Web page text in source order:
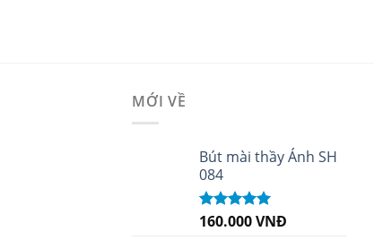
MỚI VỀ
Bút mài thầy Ánh SH
084
Được xếp
160.000VNĐ